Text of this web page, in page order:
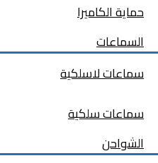
حماية الكاميرا
السماعات
سماعات لاسلكية
سماعات سلكية
الشواحن